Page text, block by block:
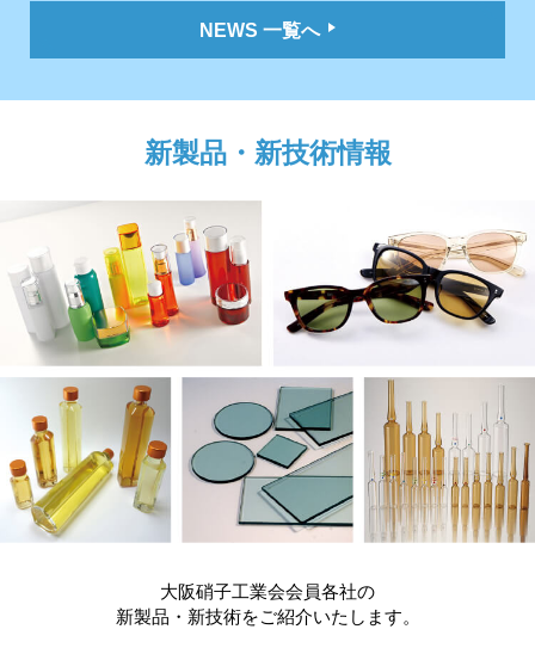
NEWS 一覧へ
新製品・新技術情報
大阪硝子工業会会員各社の
新製品・新技術をご紹介いたします。